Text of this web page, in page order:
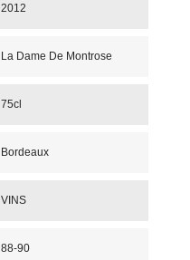
2012
La Dame De Montrose
75cl
Bordeaux
VINS
88-90